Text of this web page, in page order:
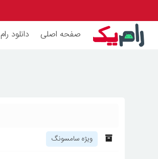
صفحه اصلی دانلود رام
ویژه سامسونگ